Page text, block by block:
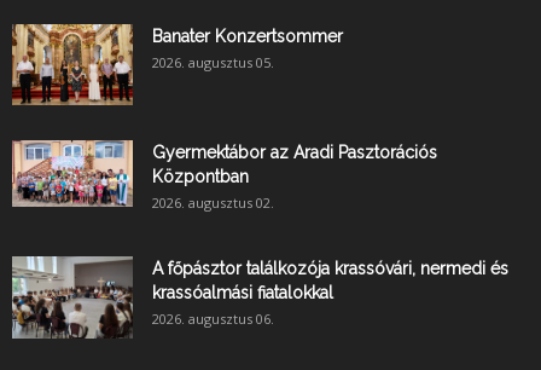
Banater Konzertsommer
2026. augusztus 05.
Gyermektábor az Aradi Pasztorációs
Központban
2026. augusztus 02.
A főpásztor találkozója krassóvári, nermedi és
krassóalmási fiatalokkal
2026. augusztus 06.